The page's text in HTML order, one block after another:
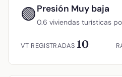
🟢Presión Muy baja
0.6 viviendas turísticas
VT REGISTRADAS 10